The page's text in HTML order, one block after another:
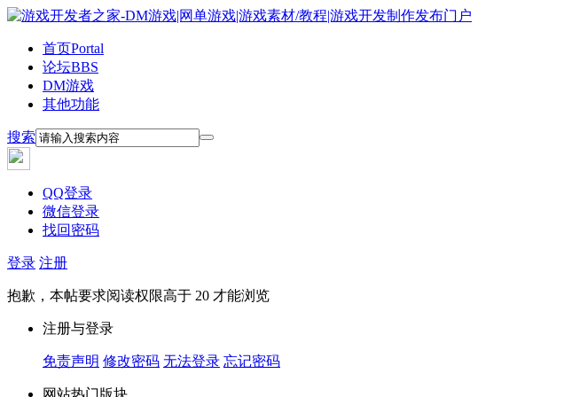
首页Portal
论坛BBS
DM游戏
其他功能
搜索
QQ登录
微信登录
找回密码
登录 注册
抱歉，本帖要求阅读权限高于 20 才能浏览
注册与登录
免责声明 修改密码 无法登录 忘记密码
网站热门版块